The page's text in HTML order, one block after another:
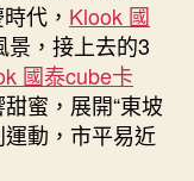
代， Klook 國
景，接上去的3
國泰cube卡
蜜，展開“東坡
運動，市平易近